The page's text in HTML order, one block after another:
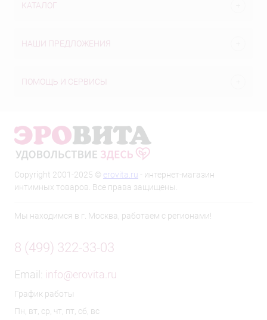
КАТАЛОГ
НАШИ ПРЕДЛОЖЕНИЯ
ПОМОЩЬ И СЕРВИСЫ
Copyright 2001-2025 © erovita.ru - интернет-магазин
интимных товаров. Все права защищены.
Мы находимся в г. Москва, работаем с регионами!
8 (499) 322-33-03
Email: info@erovita.ru
График работы
Пн, вт, ср, чт, пт, сб, вс